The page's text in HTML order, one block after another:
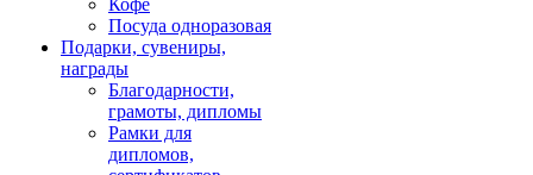
Кофе
Посуда одноразовая
Подарки, сувениры,
награды
Благодарности,
грамоты, дипломы
Рамки для
дипломов,